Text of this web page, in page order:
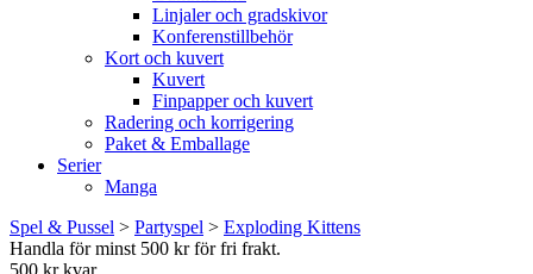
Linjaler och gradskivor
Konferenstillbehör
Kort och kuvert
Kuvert
Finpapper och kuvert
Radering och korrigering
Paket & Emballage
Serier
Manga
Spel & Pussel > Partyspel > Exploding Kittens
Handla för minst 500 kr för fri frakt.
500 kr kvar